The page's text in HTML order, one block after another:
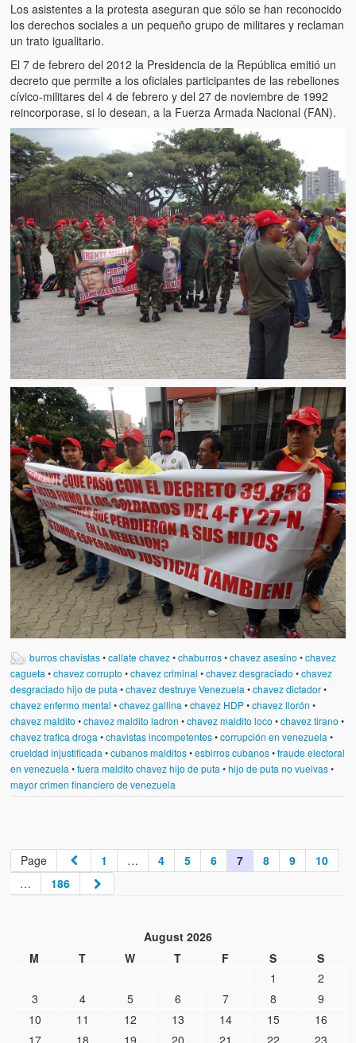
Los asistentes a la protesta aseguran que sólo se han reconocido
los derechos sociales a un pequeño grupo de militares y reclaman
un trato igualitario.
El 7 de febrero del 2012 la Presidencia de la República emitió un
decreto que permite a los oficiales participantes de las rebeliones
cívico-militares del 4 de febrero y del 27 de noviembre de 1992
reincorporase, si lo desean, a la Fuerza Armada Nacional (FAN).
burros chavistas•callate chavez•chaburros•chavez asesino •chavez
cagueta •chavez corrupto •chavez criminal •chavez desgraciado •chavez
desgraciado hijo de puta •chavez destruye Venezuela •chavez dictador•
chavez enfermo mental •chavez gallina •chavez HDP•chavez llorón •
chavez maldito •chavez maldito ladron •chavez maldito loco •chavez tirano •
chavez trafica droga •chavistas incompetentes•corrupción en venezuela •
crueldad injustificada •cubanos malditos•esbirros cubanos•fraude electoral
en venezuela •fuera maldito chavez hijo de puta •hijo de puta no vuelvas•
mayor crimen financiero de venezuela
Page 1 … 4 5 6 7 8 9
10
…
186
August 2026
M
T W T F S
S
1
2
3
4 5 6 7 8
9
10
11 12 13 14 15
16
17
18 19 20 21 22 23